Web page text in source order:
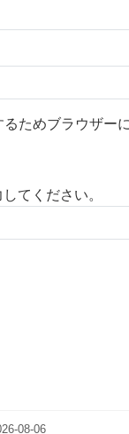
ためブラウザー
てください。
08-06